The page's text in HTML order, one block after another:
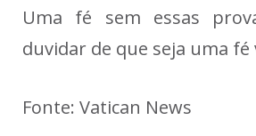
Uma fé sem essas
duvidar de que seja uma fé
Fonte: Vatican News